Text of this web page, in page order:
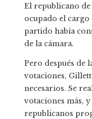
El republicano de
ocupado el cargo
partido había
de la cámara.
Pero después de
votaciones,
necesarios. Se
votaciones más,
republicanos